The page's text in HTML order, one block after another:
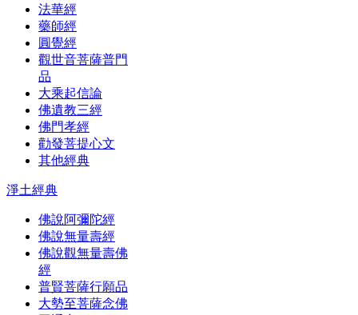
法華經
藥師經
圓覺經
觀世音菩薩普門
品
大乘起信論
佛遺教三經
佛門孝經
勸發菩提心文
其他經典
淨土經典
佛說阿彌陀經
佛說無量壽經
佛說觀無量壽佛
經
普賢菩薩行願品
大勢至菩薩念佛